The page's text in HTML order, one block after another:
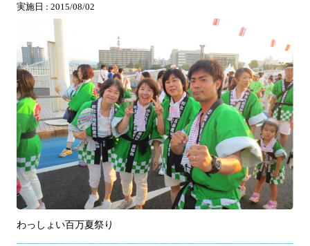
実施日 : 2015/08/02
わっしょい百万夏祭り